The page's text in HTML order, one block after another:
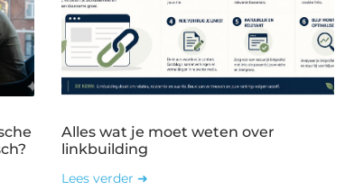
Alles wat je moet weten over
linkbuilding
Lees verder ➜